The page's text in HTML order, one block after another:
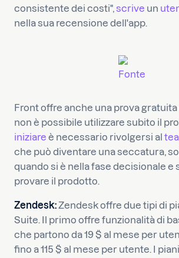
consistente dei costi",scrive un
nella sua recensione dell'app.
Fonte
Front offre anche una prova gratuita
non è possibile utilizzare subito il
iniziare è necessario rivolgersi al
che può diventare una seccatura,
quando si è nella fase decisionale e
provare il prodotto.
Zendesk:Zendesk offre due tipi di
Suite. Il primo offre funzionalità di
che partono da 19 $ al mese per
fino a 115 $ al mese per utente. I